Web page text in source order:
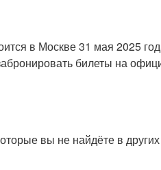
в Москве 31 мая 2025
билеты на
вы не найдёте в других